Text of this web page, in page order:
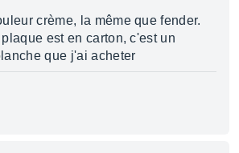
crème, la même que fender.
est en carton, c'est un
que j'ai acheter